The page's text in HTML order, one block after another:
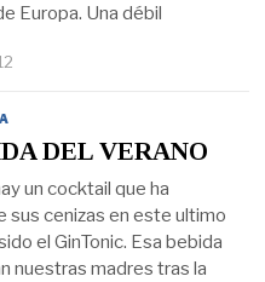
Europa. Una débil
DEL VERANO
un cocktail que ha
sus cenizas en este ultimo
el GinTonic. Esa bebida
nuestras madres tras la